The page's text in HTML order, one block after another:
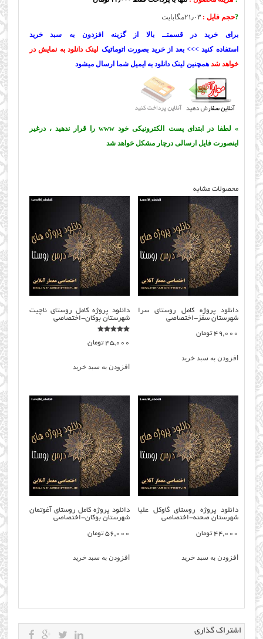
?حجم فایل :۲۱٫۰۳مگابایت
برای خرید در قسمتــ بالا از گزینه افزدون به سبد خرید
استفاده کنید >>> بعد از خرید بصورت اتوماتیک لینک دانلود به نمایش در
خواهد شد همچنین لینک دانلود به ایمیل شما ارسال میشود
» لطفا در ابتدای پست الکترونیکی خود www را قرار ندهید ، درغیر
اینصورت فایل ارسالی درچار مشکل خواهد شد
محصولات مشابه
دانلود پروژه کامل روستای سرا
شهرستان سقز-اختصاصی
49,000 تومان
افزودن به سبد خرید
دانلود پروژه کامل روستای ناچيت
شهرستان بوكان-اختصاصی
5.00
45,000 تومان
افزودن به سبد خرید
دانلود پروژه روستای گاوکل علیا
شهرستان صحنه-اختصاصی
44,000 تومان
افزودن به سبد خرید
دانلود پروژه کامل روستای آغوتمان
شهرستان بوکان-اختصاصی
56,000 تومان
افزودن به سبد خرید
اشتراک گذاری